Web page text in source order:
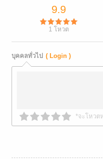
9.9
1โหวต
บุคคลทั่วไป ( Login )
*จะโหวต